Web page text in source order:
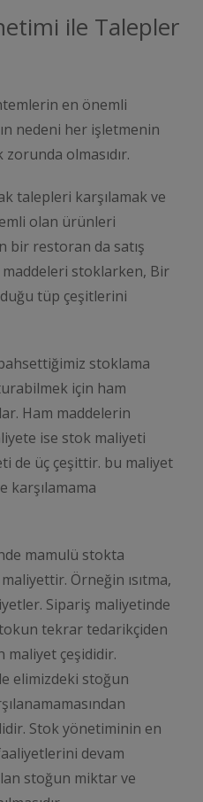
ile Talepler
en önemli
nedeni her işletmenin
olmasıdır.
talepleri karşılamak ve
olan ürünleri
bir restoran da satış
stoklarken, Bir
tüp çeşitlerini
stoklama
için ham
Ham maddelerin
ise stok maliyeti
de üç çeşittir. bu maliyet
karşılamama
mamulü stokta
Örneğin ısıtma,
Sipariş maliyetinde
tekrar tedarikçiden
maliyet çeşididir.
elimizdeki stoğun
Stok yönetiminin en
devam
stoğun miktar ve